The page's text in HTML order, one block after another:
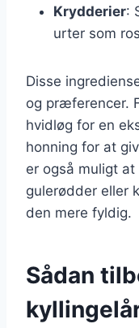
Krydderier:
urter som
Disse
og præferencer.
hvidløg for en
honning for at
er også muligt
gulerødder eller
den mere fyldig.
Sådan